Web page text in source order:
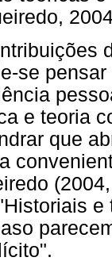
se
e teoria
que